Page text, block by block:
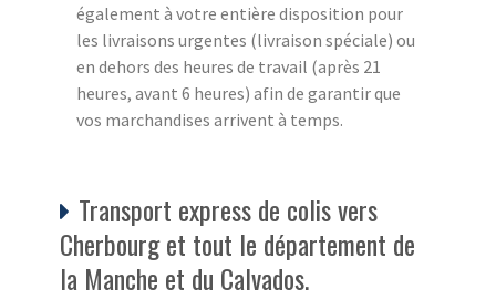
également à votre entière disposition pour
les livraisons urgentes (livraison spéciale) ou
en dehors des heures de travail (après 21
heures, avant 6 heures) afin de garantir que
vos marchandises arrivent à temps.
Transport express de colis vers
Cherbourg et tout le département de
la Manche et du Calvados.